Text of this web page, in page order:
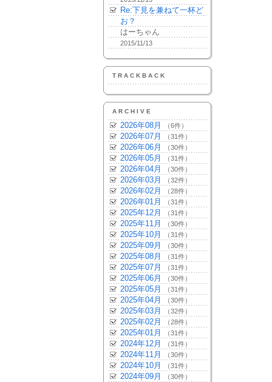
Re:下見を兼ねて一杯ど
お？
はーちゃん
2015/11/13
TRACKBACK
ARCHIVE
2026年08月 （6件）
2026年07月 （31件）
2026年06月 （30件）
2026年05月 （31件）
2026年04月 （30件）
2026年03月 （32件）
2026年02月 （28件）
2026年01月 （31件）
2025年12月 （31件）
2025年11月 （30件）
2025年10月 （31件）
2025年09月 （30件）
2025年08月 （31件）
2025年07月 （31件）
2025年06月 （30件）
2025年05月 （31件）
2025年04月 （30件）
2025年03月 （32件）
2025年02月 （28件）
2025年01月 （31件）
2024年12月 （31件）
2024年11月 （30件）
2024年10月 （31件）
2024年09月 （30件）